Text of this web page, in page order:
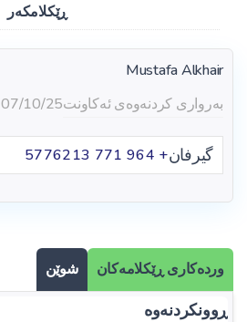
ڕێکلامکەر
Mustafa Alkhair
بەرواری کردنەوەی ئەکاونت07/10/25
گیرفان+ 964 771 5776213
وردەکاری ڕێکلامەکان شوێن
ڕوونکردنەوە